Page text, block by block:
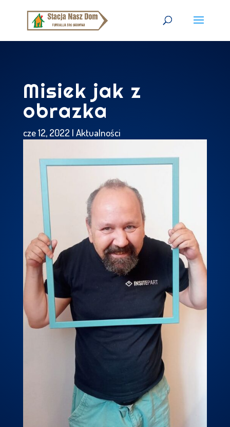
Misiek jak z
obrazka
cze 12, 2022| Aktualności